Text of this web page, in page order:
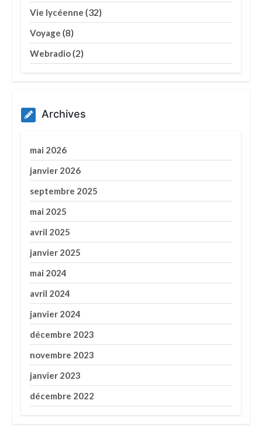
Vie lycéenne (32)
Voyage (8)
Webradio(2)
Archives
mai 2026
janvier 2026
septembre 2025
mai 2025
avril 2025
janvier 2025
mai 2024
avril 2024
janvier 2024
décembre 2023
novembre 2023
janvier 2023
décembre 2022